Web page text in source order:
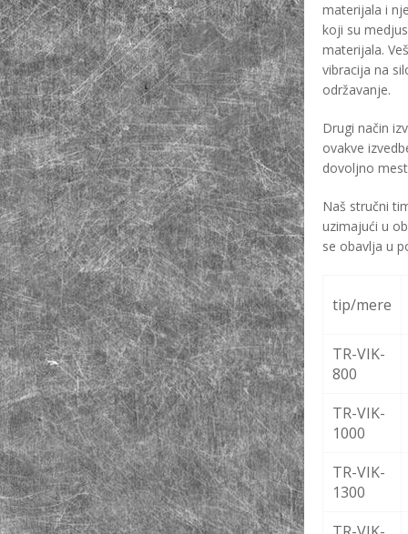
materijala i
koji su
materijala.
vibracija na
održavanje.
Drugi način
ovakve
dovoljno
Naš stručni
uzimajući u
se obavlja u
tip/mere
TR-VIK-
800
TR-VIK-
1000
TR-VIK-
1300